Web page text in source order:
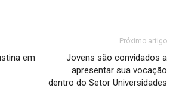
em
Próximo artigo
Jovens são convidados a
apresentar sua vocação
dentro do Setor Universidades